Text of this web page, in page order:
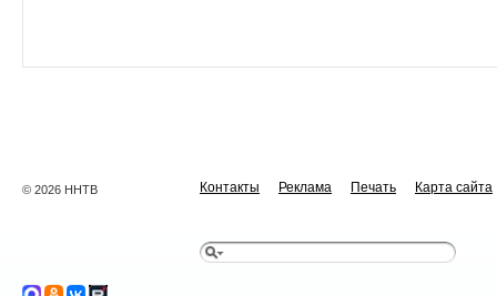
© 2026 ННТВ Контакты Реклама Печать Карта сайта